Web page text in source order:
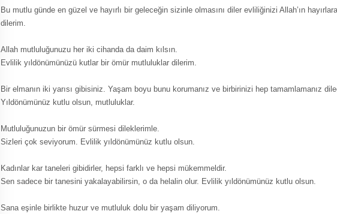
Bu mutlu günde en güzel ve hayırlı bir geleceğin sizinle olmasını diler evliliğinizi Allah’ın
dilerim.
Allah mutluluğunuzu her iki cihanda da daim kılsın.
Evlilik yıldönümünüzü kutlar bir ömür mutluluklar dilerim.
Bir elmanın iki yarısı gibisiniz. Yaşam boyu bunu korumanız ve birbirinizi hep tamamlamanız
Yıldönümünüz kutlu olsun, mutluluklar.
Mutluluğunuzun bir ömür sürmesi dileklerimle.
Sizleri çok seviyorum. Evlilik yıldönümünüz kutlu olsun.
Kadınlar kar taneleri gibidirler, hepsi farklı ve hepsi mükemmeldir.
Sen sadece bir tanesini yakalayabilirsin, o da helalin olur. Evlilik yıldönümünüz kutlu olsun.
Sana eşinle birlikte huzur ve mutluluk dolu bir yaşam diliyorum.